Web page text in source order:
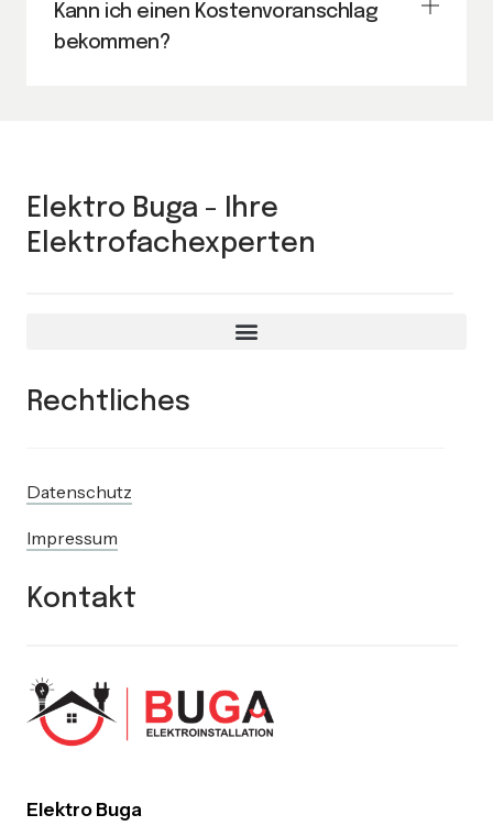
Kann ich einen Kostenvoranschlag
bekommen?
Elektro Buga - Ihre
Elektrofachexperten
Rechtliches
Datenschutz
Impressum
Kontakt
Elektro Buga